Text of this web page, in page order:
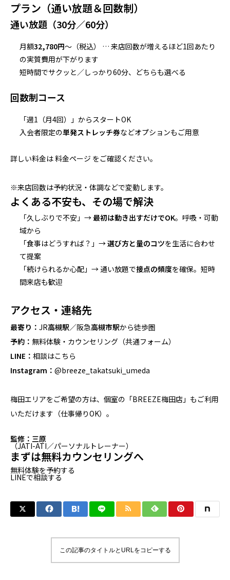
プラン（通い放題＆回数制）
通い放題（30分／60分）
月額32,780円〜（税込） … 来店回数が増えるほど1回あたり
の実質費用が下がります
短時間でサクッと／しっかり60分、どちらも選べる
回数制コース
「週1（⽉4回）」からスタートOK
入会者限定の単発ストレッチ券などオプションもご用意
詳しい料金は料金ページ をご確認ください。
※来店回数は予約状況・体調などで変動します。
よくある不安も、その場で解決
「久しぶりで不安」→ 最初は動き出すだけでOK。呼吸・可動
域から
「食事はどうすれば？」→選び方と量のコツを生活に合わせ
て提案
「続けられるか心配」→ 通い放題で接点の頻度を確保。短時
間来店も歓迎
アクセス・連絡先
最寄り： JR高槻駅／阪急高槻市駅から徒歩圏
予約： 無料体験・カウンセリング（共通フォーム）
LINE： 相談はこちら
Instagram： @breeze_takatsuki_umeda
梅田エリアをご希望の方は、個室の「BREEZE梅田店」もご利用
いただけます（仕事帰りOK）。
監修：三原
（JATI-ATI／パーソナルトレーナー）
まずは無料カウンセリングへ
無料体験を予約する
LINEで相談する
この記事のタイトルとURLをコピーする